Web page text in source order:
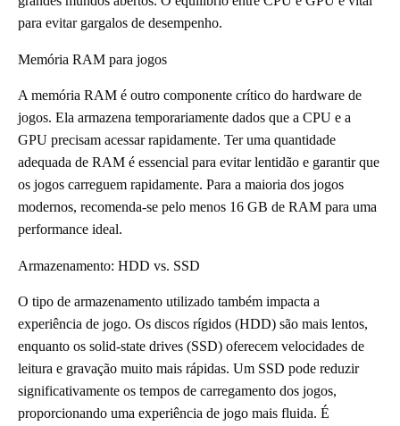
para evitar gargalos de desempenho.
Memória RAM para jogos
A memória RAM é outro componente crítico do hardware de
jogos. Ela armazena temporariamente dados que a CPU e a
GPU precisam acessar rapidamente. Ter uma quantidade
adequada de RAM é essencial para evitar lentidão e garantir que
os jogos carreguem rapidamente. Para a maioria dos jogos
modernos, recomenda-se pelo menos 16 GB de RAM para uma
performance ideal.
Armazenamento: HDD vs. SSD
O tipo de armazenamento utilizado também impacta a
experiência de jogo. Os discos rígidos (HDD) são mais lentos,
enquanto os solid-state drives (SSD) oferecem velocidades de
leitura e gravação muito mais rápidas. Um SSD pode reduzir
significativamente os tempos de carregamento dos jogos,
proporcionando uma experiência de jogo mais fluida. É